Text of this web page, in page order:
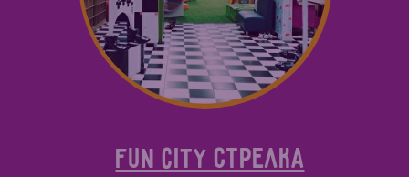
Fun City СТРЕЛКА